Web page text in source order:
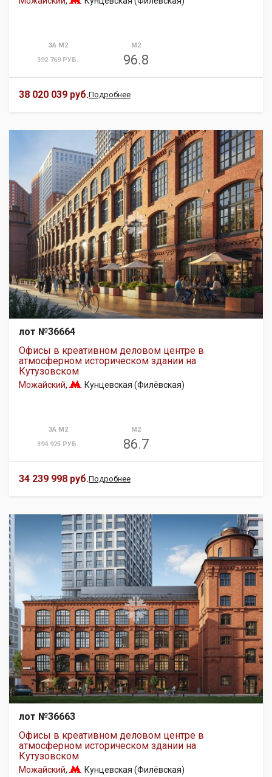
ЗА М2
392 769 РУБ.
М2
96.8
38 020 039 руб.Подробнее
лот №36664
Офисы в креативном деловом центре в
атмосферном историческом здании на
Кутузовском
Можайский, Кунцевская (Филёвская)
ЗА М2
394 925 РУБ.
М2
86.7
34 239 998 руб.Подробнее
лот №36663
Офисы в креативном деловом центре в
атмосферном историческом здании на
Кутузовском
Можайский, Кунцевская (Филёвская)